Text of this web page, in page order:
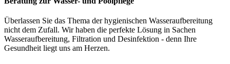
Überlassen Sie das Thema der hygienischen Wasseraufbereitung
nicht dem Zufall. Wir haben die perfekte Lösung in Sachen
Wasseraufbereitung, Filtration und Desinfektion - denn Ihre
Gesundheit liegt uns am Herzen.